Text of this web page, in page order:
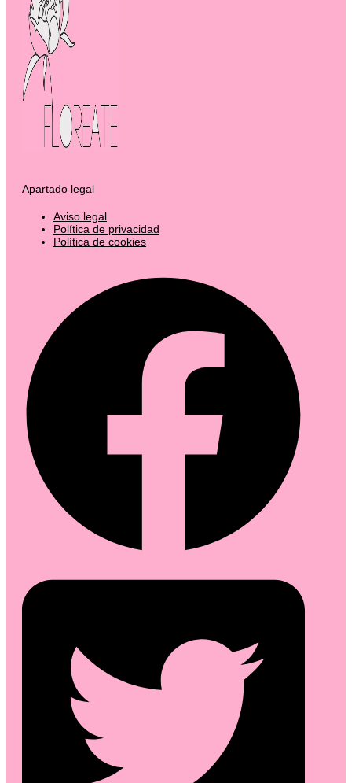
Apartado legal
Aviso legal
Política de privacidad
Política de cookies